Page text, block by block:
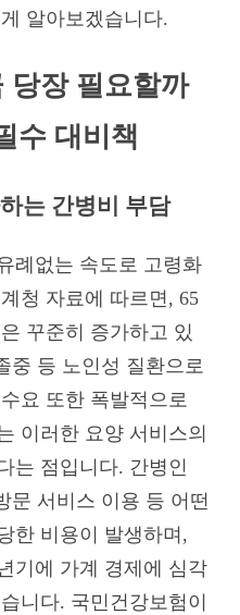
알아보겠습니다.
당장 필요할까
수 대비책
는 간병비 부담
례없는 속도로 고령화
청 자료에 따르면, 65
꾸준히 증가하고 있
중 등 노인성 질환으로
요 또한 폭발적으로
이러한 요양 서비스의
는 점입니다. 간병인
문 서비스 이용 등 어떤
한 비용이 발생하며,
기에 가계 경제에 심각
니다. 국민건강보험이